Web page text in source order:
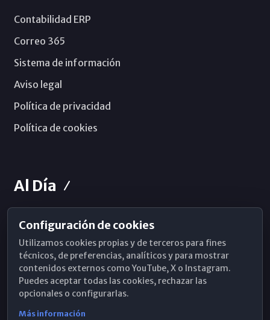
Contabilidad ERP
Correo 365
Sistema de información
Aviso legal
Política de privacidad
Política de cookies
Al Día
Horarios de Misa
Hemeroteca
WhatsApp
Configuración de cookies
Utilizamos cookies propias y de terceros para fines
técnicos, de preferencias, analíticos y para mostrar
contenidos externos como YouTube, X o Instagram.
Puedes aceptar todas las cookies, rechazar las
opcionales o configurarlas.
Más información